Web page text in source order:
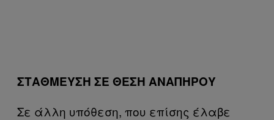
ΣΤΑΘΜΕΥΣΗ ΣΕ ΘΕΣΗ ΑΝΑΠΗΡΟΥ
Σε άλλη υπόθεση, που επίσης έλαβε